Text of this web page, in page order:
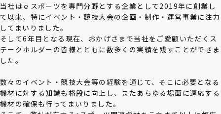
当社はｅスポーツを専門分野とする企業として2019年に創業し
て以来、特にイベント・競技大会の企画・制作・運営事業に注力
してまいりました。
そして6年目となる現在、おかげさまで当社をご愛顧いただくス
テークホルダーの皆様とともに数多くの実績を残すことができま
した。
数々のイベント・競技大会等の経験を通じて、そこに必要となる
機材に対する知識も格段に向上し、またあらゆる場面に適応する
機材の確保も行ってまいりました。